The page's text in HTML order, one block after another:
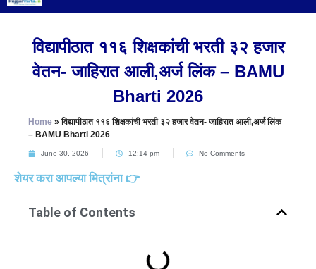
विद्यापीठात ११६ शिक्षकांची भरती ३२ हजार
वेतन- जाहिरात आली,अर्ज लिंक – BAMU
Bharti 2026
Home »विद्यापीठात ११६ शिक्षकांची भरती ३२ हजार वेतन- जाहिरात आली,अर्ज लिंक
– BAMU Bharti 2026
June 30, 2026 12:14 pm No Comments
शेयर करा आपल्या मित्रांना 👉
Table of Contents